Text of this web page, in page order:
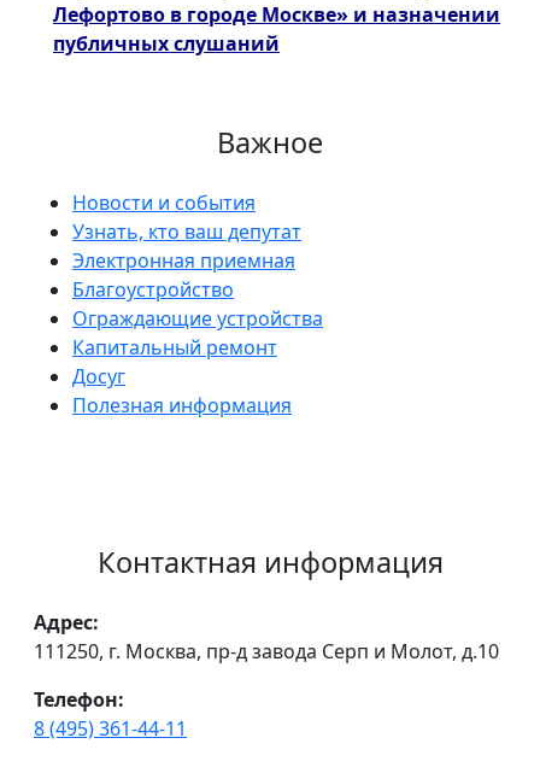
Лефортово в городе Москве» и назначении
публичных слушаний
Важное
Новости и события
Узнать, кто ваш депутат
Электронная приемная
Благоустройство
Ограждающие устройства
Капитальный ремонт
Досуг
Полезная информация
Контактная информация
Адрес:
111250, г. Москва, пр-д завода Серп и Молот, д.10
Телефон:
8 (495) 361-44-11